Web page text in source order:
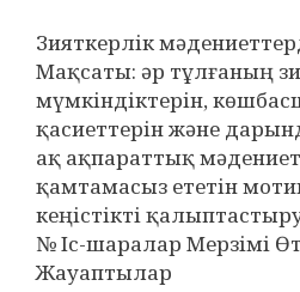
Зияткерлік
Мақсаты: әр тұлғаның
мүмкіндіктерін,
қасиеттерін және
ақ ақпараттық
қамтамасыз ететін
кеңістікті
№ Іс-шаралар Мерзімі
Жауаптылар